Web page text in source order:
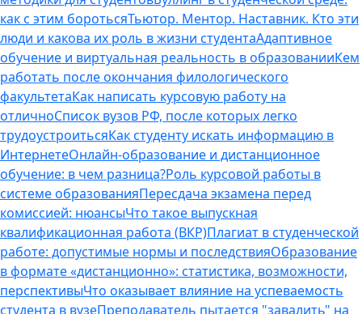
как с этим боротьсяТьютор. Ментор. Наставник. Кто эти
люди и какова их роль в жизни студентаАдаптивное
обучение и виртуальная реальность в образованииКем
работать после окончания филологического
факультетаКак написать курсовую работу на
отличноСписок вузов РФ, после которых легко
трудоустроитьсяКак студенту искать информацию в
ИнтернетеОнлайн-образование и дистанционное
обучение: в чем разница?Роль курсовой работы в
системе образованияПересдача экзамена перед
комиссией: нюансыЧто такое выпускная
квалификационная работа (ВКР)Плагиат в студенческой
работе: допустимые нормы и последствияОбразование
в формате «дистанционно»: статистика, возможности,
перспективыЧто оказывает влияние на успеваемость
студента в вузеПреподаватель пытается "завалить" на